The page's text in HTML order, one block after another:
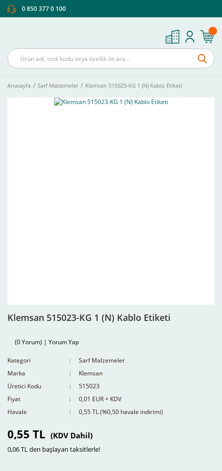
0 850 377 0 100
Anasayfa Sarf Malzemeler Klemsan 515023-KG 1 (N) Kablo Etiketi
Klemsan 515023-KG 1 (N) Kablo Etiketi
(0 Yorum) | Yorum Yap
Kategori
Sarf Malzemeler
Marka
Klemsan
Üretici Kodu
515023
Fiyat
0,01 EUR + KDV
Havale
0,55 TL (%0,50 havale indirimi)
0,55 TL (KDV Dahil)
0,06 TL den başlayan taksitlerle!